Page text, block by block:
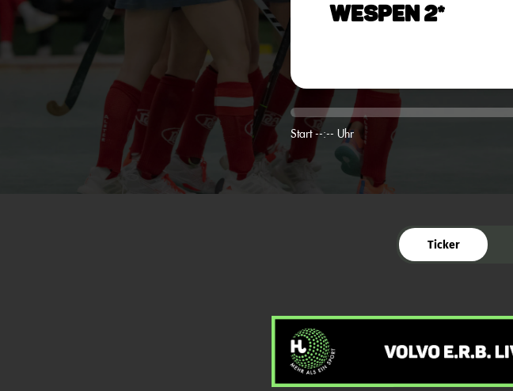
Wespen 2*
Start --:-- Uhr
Ticker